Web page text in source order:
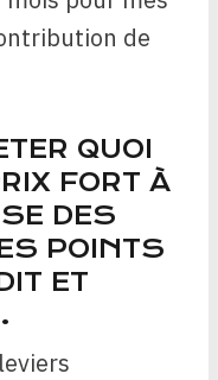
de
QUOI
FORT À
DES
POINTS
ET